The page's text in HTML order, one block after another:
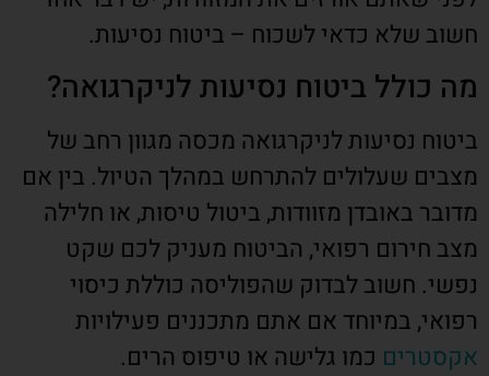
חשוב שלא כדאי לשכוח – ביטוח נסיעות.
מה כולל ביטוח נסיעות לניקרגואה?
ביטוח נסיעות לניקרגואה מכסה מגוון רחב של
מצבים שעלולים להתרחש במהלך הטיול. בין אם
מדובר באובדן מזוודות, ביטול טיסות, או חלילה
מצב חירום רפואי, הביטוח מעניק לכם שקט
נפשי. חשוב לבדוק שהפוליסה כוללת כיסוי
רפואי, במיוחד אם אתם מתכננים פעילויות
אקסטרים כמו גלישה או טיפוס הרים.